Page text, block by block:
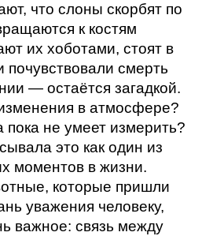
что слоны скорбят по
к костям
их хоботами, стоят в
смерть
— остаётся загадкой.
в атмосфере?
пока не умеет измерить?
это как один из
моментов в жизни.
которые пришли
уважения человеку,
важное: связь между